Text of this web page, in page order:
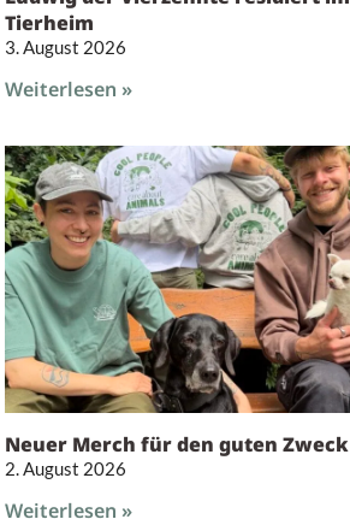
Tierheim
3. August 2026
Weiterlesen »
Neuer Merch für den guten Zweck
2. August 2026
Weiterlesen »